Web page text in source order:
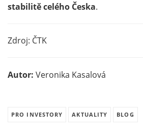
stabilitě celého Česka.
Zdroj: ČTK
Autor: Veronika Kasalová
PRO INVESTORY AKTUALITY BLOG